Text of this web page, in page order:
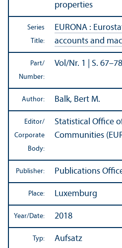
properties
Series
Title:
EURONA :
accounts and
Part/
Number:
Vol/Nr. 1 | S.
Author: Balk, Bert M.
Editor/
Corporate
Body:
Statistical Office
Communities
Publisher: Publications
Place: Luxemburg
Year/Date: 2018
Typ: Aufsatz